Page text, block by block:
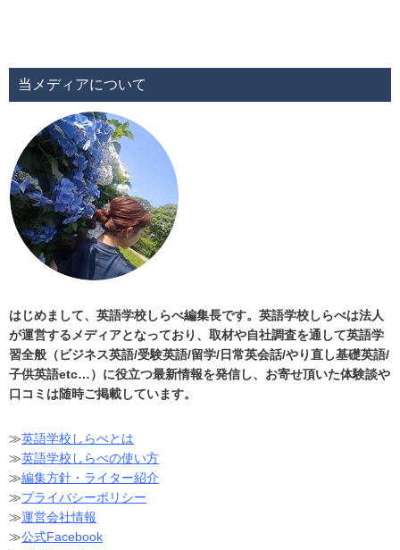
当メディアについて
はじめまして、英語学校しらべ編集長です。英語学校しらべは法人
が運営するメディアとなっており、取材や自社調査を通して英語学
習全般（ビジネス英語/受験英語/留学/日常英会話/やり直し基礎英語/
子供英語etc…）に役立つ最新情報を発信し、お寄せ頂いた体験談や
口コミは随時ご掲載しています。
≫英語学校しらべとは
≫英語学校しらべの使い方
≫編集方針・ライター紹介
≫プライバシーポリシー
≫運営会社情報
≫公式Facebook